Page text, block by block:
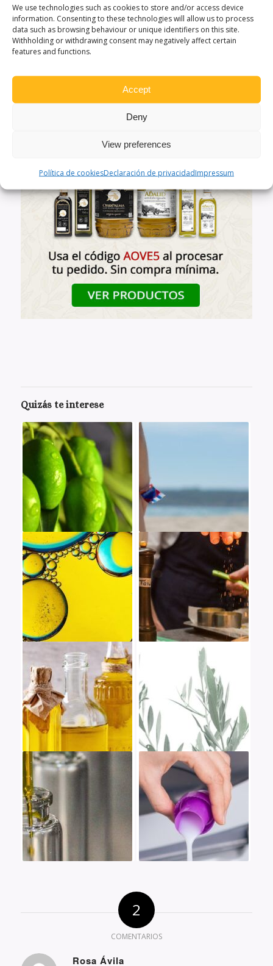
We use technologies such as cookies to store and/or access device
information. Consenting to these technologies will allow us to process
data such as browsing behaviour or unique identifiers on this site.
Withholding or withdrawing consent may negatively affect certain
features and functions.
Accept
Deny
View preferences
Política de cookiesDeclaración de privacidadImpressum
Así que, si tu deseo es incorporar elaroma del ajo de
manera natural en el aceite de oliva,prueba a
introducir algunos dientes en una botella. El tiempo
hará la magia, y tus
Quizás te interese
2
COMENTARIOS
Rosa Ávila